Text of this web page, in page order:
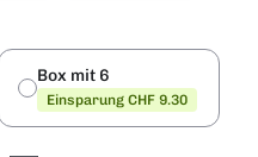
Box mit 6
Einsparung CHF 9.30